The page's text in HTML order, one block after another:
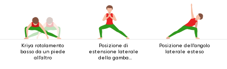
Kriya rotolamento
basso da un piede
all'altro
Posizione di
estensione laterale
della gamba
Posizione dell'angolo
laterale esteso